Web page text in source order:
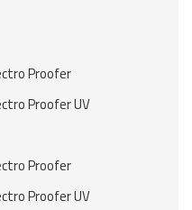
Proofer
Proofer UV
Proofer
Proofer UV